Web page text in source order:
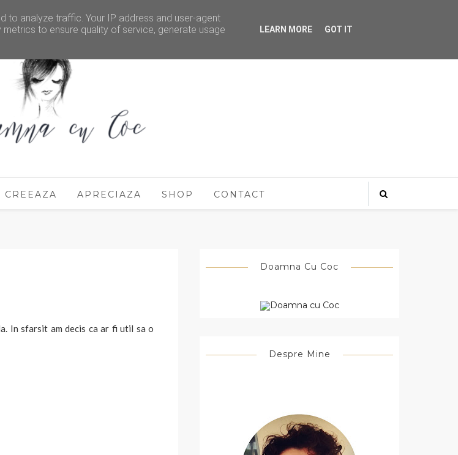
CREEAZA APRECIAZA SHOP CONTACT
In sfarsit am decis ca ar fi util sa o
Doamna Cu Coc
Despre Mine
to analyze traffic. Your IP address and user-agent
to ensure quality of service, generate usage
LEARN MORE GOT IT